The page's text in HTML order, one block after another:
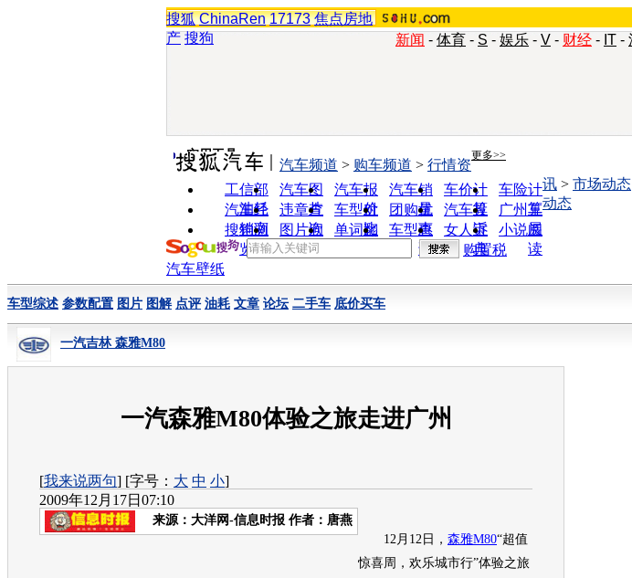
搜狐 ChinaRen 17173 焦点房地
产 搜狗 新闻 - 体育 - S - 娱乐 - V - 财经 - IT -
实用工具 更多>>
工信部
油耗
汽车图
片
汽车报
价
汽车销
量
车价计
算
车险计
算
汽车经
销商
违章查
询
车型对
比
团购优
惠
汽车投
诉
广州车
展
搜狗浏
览器
图片欣
赏
单词翻
车型查
询
女人宝
典
小说阅
读
汽车频道 > 购车频道 > 行情资
讯 > 市场动态
动态
购置税
汽车壁纸
车型综述 参数配置 图片 图解 点评 油耗 文章 论坛 二手车 底价买车
一汽吉林 森雅M80
一汽森雅M80体验之旅走进广州
[我来说两句] [字号： 大 中 小]
2009年12月17日07:10
来源： 大洋网-信息时报 作者：唐燕
12月12日， 森雅M80“超值
惊喜周，欢乐城市行”体验之旅